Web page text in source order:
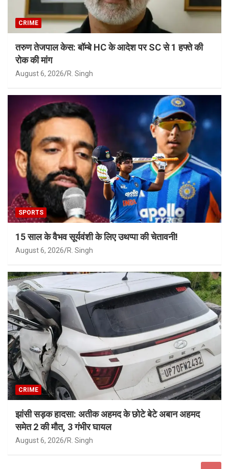
CRIME
तरुण तेजपाल केस: बॉम्बे HC के आदेश पर SC से 1 हफ्ते की
रोक की मांग
August 6, 2026 R. Singh
SPORTS
15 साल के वैभव सूर्यवंशी के लिए उथप्पा की चेतावनी!
August 6, 2026 R. Singh
CRIME
झांसी सड़क हादसा: अतीक अहमद के छोटे बेटे अबान अहमद
समेत 2 की मौत, 3 गंभीर घायल
August 6, 2026 R. Singh